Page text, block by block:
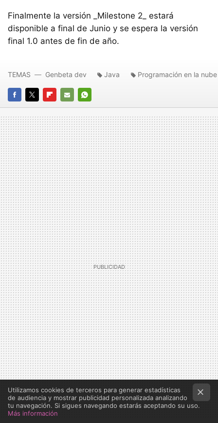
Finalmente la versión _Milestone 2_ estará
disponible a final de Junio y se espera la versión
final 1.0 antes de fin de año.
FACEBOOK
TWITTERFLIPBOARD
E-
MAIL
WHATSAPP
TEMAS Genbeta dev Java Programación en la nube
Utilizamos cookies de terceros para generar estadísticas
de audiencia y mostrar publicidad personalizada analizando
tu navegación. Si sigues navegando estarás aceptando su uso.
Más información